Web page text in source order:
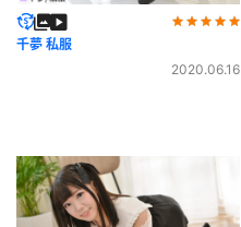
千夢 私服
2020.06.16